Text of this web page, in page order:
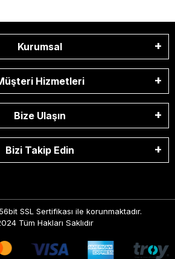
Kurumsal
Hizmetleri
Bize Ulaşın
Bizi Takip Edin
SSL Sertifikası ile korunmaktadır.
Tüm Hakları Saklıdır